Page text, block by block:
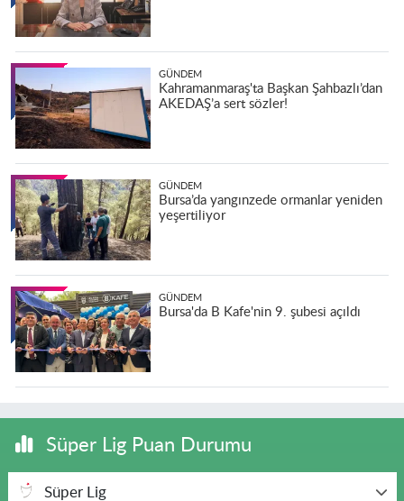
GÜNDEM
Kahramanmaraş'ta Başkan Şahbazlı’dan
AKEDAŞ’a sert sözler!
GÜNDEM
Bursa’da yangınzede ormanlar yeniden
yeşertiliyor
GÜNDEM
Bursa'da B Kafe'nin 9. şubesi açıldı
Süper Lig Puan Durumu
Süper Lig